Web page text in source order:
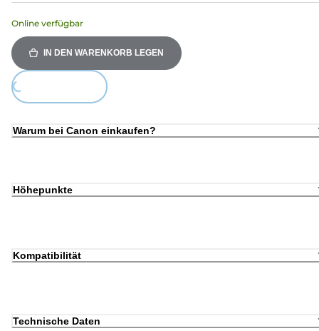
Online verfügbar
IN DEN WARENKORB LEGEN
Loading...
Warum bei Canon einkaufen?
Höhepunkte
Kompatibilität
Technische Daten